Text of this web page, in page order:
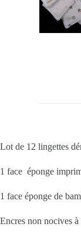
Lot de 12 lingettes
1 face éponge
1 face éponge de
Encres non nocives à